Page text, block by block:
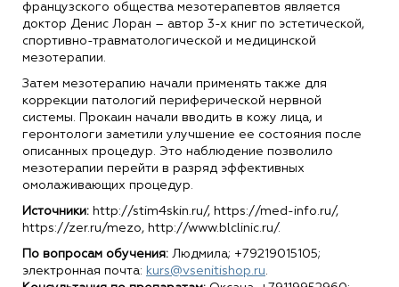
французского общества мезотерапевтов является
доктор Денис Лоран – автор 3-х книг по эстетической,
спортивно-травматологической и медицинской
мезотерапии.
Затем мезотерапию начали применять также для
коррекции патологий периферической нервной
системы. Прокаин начали вводить в кожу лица, и
геронтологи заметили улучшение ее состояния после
описанных процедур. Это наблюдение позволило
мезотерапии перейти в разряд эффективных
омолаживающих процедур.
Источники: http://stim4skin.ru/, https://med-info.ru/,
https://zer.ru/mezo, http://www.blclinic.ru/.
По вопросам обучения: Людмила; +79219015105;
электронная почта: kurs@vsenitishop.ru.